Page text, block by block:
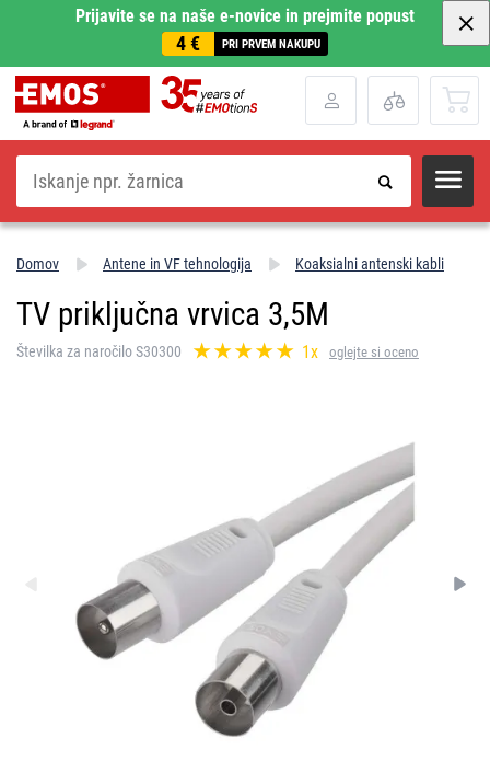
Prijavite se na naše e-novice in prejmite popust
4 € PRI PRVEM NAKUPU
Iskanje
Domov Antene in VF tehnologija Koaksialni antenski kabli
TV priključna vrvica 3,5M
Številka za naročilo S30300 1x oglejte si oceno